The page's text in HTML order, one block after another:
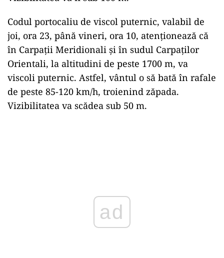
Un cod galben de ninsoare viscolită ce începe
joi, ora 23.00, și se termină vineri, ora 15.00,
anunță că în Carpații Meridionali și în
majoritatea Carpaților Orientali, vântul va avea
intensificări, cu viteze de 50-70 km/h. La
în Carpații Meridionali și în sudul Carpaților
Orientali, la altitudini de peste 1700 m, va
viscoli puternic. Astfel, vântul o să bată în rafale